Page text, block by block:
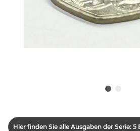
Hier finden Sie alle Ausgaben der Serie: